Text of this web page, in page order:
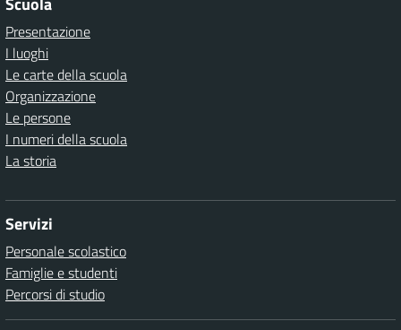
Presentazione
I luoghi
Le carte della scuola
Organizzazione
Le persone
I numeri della scuola
La storia
Servizi
Personale scolastico
Famiglie e studenti
Percorsi di studio